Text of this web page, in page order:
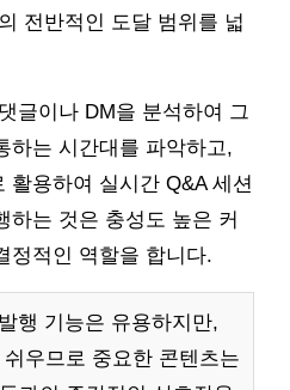
전반적인 도달 범위를 넓
글이나 DM을 분석하여 그
하는 시간대를 파악하고,
활용하여 실시간 Q&A 세션
하는 것은 충성도 높은 커
정적인 역할을 합니다.
행 기능은 유용하지만,
우므로 중요한 콘텐츠는